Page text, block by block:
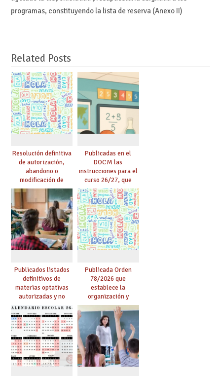
programas, constituyendo la lista de reserva (Anexo II)
Related Posts
Resolución definitiva
de autorización,
abandono o
modificación de
programas bilingües
o plurilingües. Se
confirma el abandono
de un importante
número de proyectos
en colegios.
Publicadas en el
DOCM las
instrucciones para el
curso 26/27, que
incluyen, gracias al
Acuerdo firmado por
UGT, la recuperación
de las 18 lectivas en
EEMM y la reducción
de lectivas para
mayores de 55
Publicados listados
definitivos de
materias optativas
autorizadas y no
autorizadas en ESO y
Bachillerato,
definidas por los
centros
Publicada Orden
78/2026 que
establece la
organización y
desarrollo de los
programas bilingües
y plurilingües